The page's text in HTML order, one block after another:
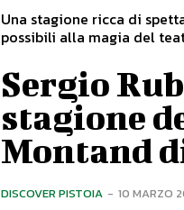
Una stagione ricca di
Sergio
stagione
Montand
DISCOVER PISTOIA - 10 MARZO